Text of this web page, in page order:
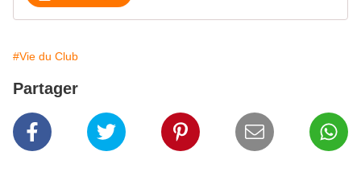
#Vie du Club
Partager